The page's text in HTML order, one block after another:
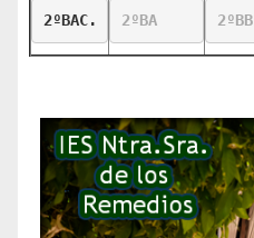
2ºBAC. 2ºBA 2ºBB